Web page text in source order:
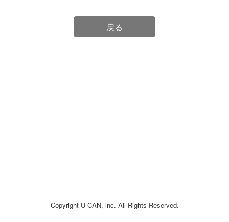
戻る
Copyright U-CAN, lnc. All Rights Reserved.